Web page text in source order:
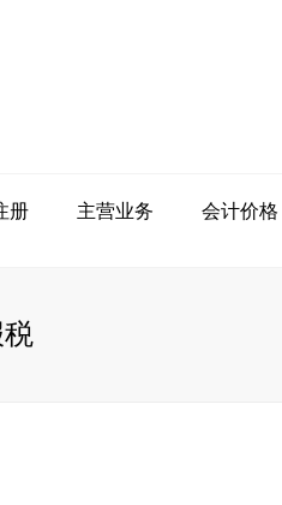
册 主营业务
个人年度报税
会计价格